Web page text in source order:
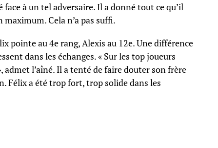
à un tel adversaire. Il a donné tout ce qu’il
Cela n’a pas suffi.
pointe au 4e rang, Alexis au 12e. Une différence
dans les échanges. « Sur les top joueurs
admet l’aîné. Il a tenté de faire douter son frère
Félix a été trop fort, trop solide dans les